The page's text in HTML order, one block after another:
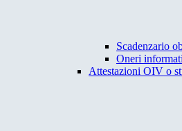
Scadenzario
Oneri
Attestazioni OIV o